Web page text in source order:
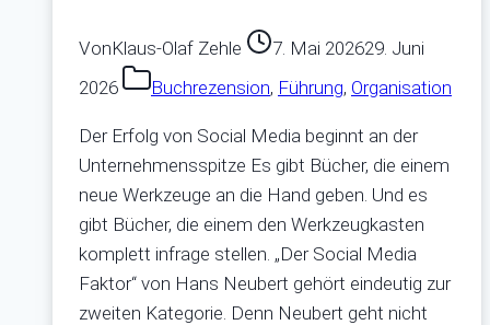
VonKlaus-Olaf Zehle 7. Mai 202629. Juni
2026
Buchrezension, Führung, Organisation
Der Erfolg von Social Media beginnt an der
Unternehmensspitze Es gibt Bücher, die einem
neue Werkzeuge an die Hand geben. Und es
gibt Bücher, die einem den Werkzeugkasten
komplett infrage stellen. „Der Social Media
Faktor“ von Hans Neubert gehört eindeutig zur
zweiten Kategorie. Denn Neubert geht nicht